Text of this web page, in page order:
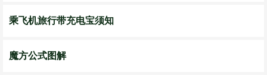
乘飞机旅行带充电宝须知
魔方公式图解